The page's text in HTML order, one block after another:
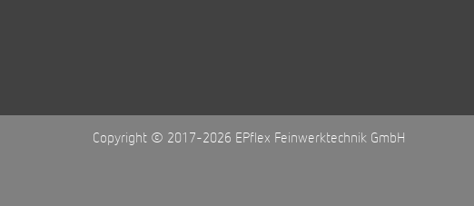
Copyright © 2017-2026 EPflex Feinwerktechnik GmbH